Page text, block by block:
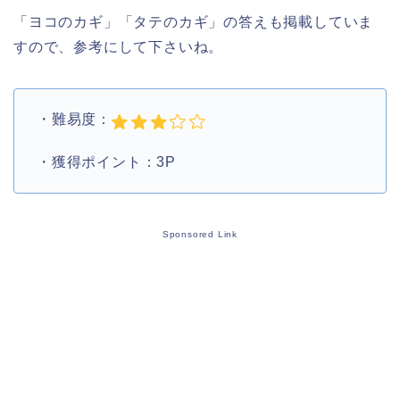
「ヨコのカギ」「タテのカギ」の答えも掲載していま
すので、参考にして下さいね。
・難易度：
・獲得ポイント：3P
Sponsored Link